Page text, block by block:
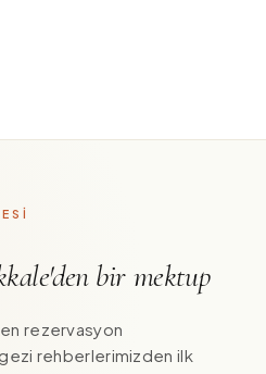
bir mektup
rezervasyon
rehberlerimizden ilk